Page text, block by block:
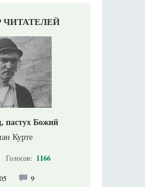
пастух Божий
Курте
Голосов: 1166
9